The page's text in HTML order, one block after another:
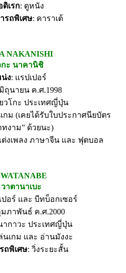
ดิเรก: ดูหนัง
รถพิเศษ: คาราเต้
NAKANISHI
กะ นาคานิชิ
ง: แรปเปอร์
ถุนายน ค.ศ.1998
วโกะ ประเทศญี่ปุ่น
เกม (เคยได้รับใบประกาศนียบัตร
ทงาม” ด้วยนะ)
ต่งเพลง ภาษาจีน และ ฟุตบอล
วาตานาเบะ
ปอร์ และ บีทบ็อกเซอร์
มภาพันธ์ ค.ศ.2000
ากาวะ ประเทศญี่ปุ่น
นเกม และ อ่านมังงะ
ถพิเศษ: วิ่งระยะสั้น